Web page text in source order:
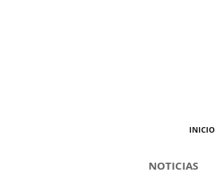
INICIO
NOTICIAS